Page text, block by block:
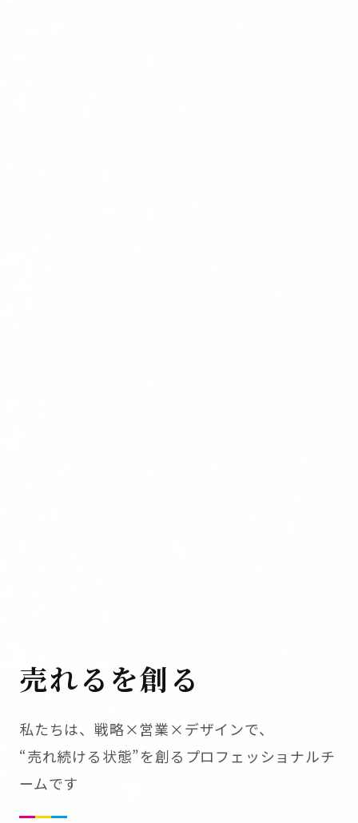
売れるを創る
私たちは、戦略×営業×デザインで、
“売れ続ける状態”を創るプロフェッショナルチ
ームです